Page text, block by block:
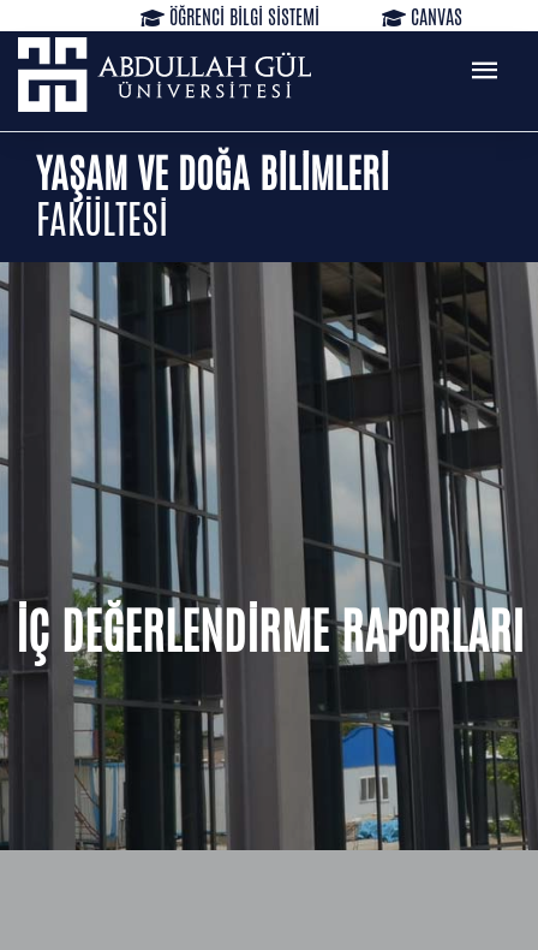
ÖĞRENCİ BİLGİ SİSTEMİ
CANVAS
KÜTÜPHANE
REZERVASYON
TR
YAŞAM VE DOĞA BİLİMLERİ
FAKÜLTESİ
İÇ DEĞERLENDİRME RAPORLARI